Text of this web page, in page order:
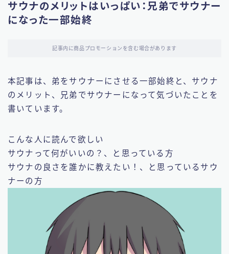
サウナのメリットはいっぱい：兄弟でサウナー
になった一部始終
記事内に商品プロモーションを含む場合があります
本記事は、弟をサウナーにさせる一部始終と、サウナ
のメリット、兄弟でサウナーになって気づいたことを
書いています。
こんな人に読んで欲しい
サウナって何がいいの？、と思っている方
サウナの良さを誰かに教えたい！、と思っているサウ
ナーの方